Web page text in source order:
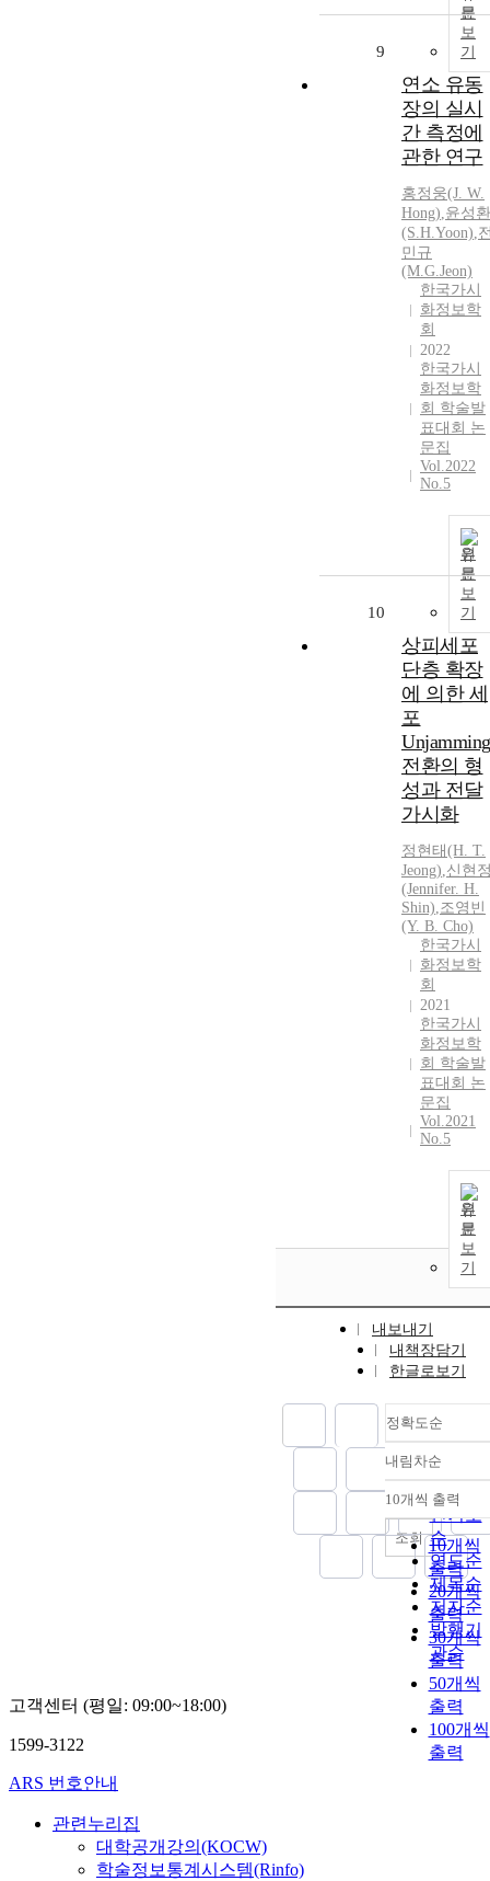
문
보
기
9
연소 유동
장의 실시
간 측정에
관한 연구
홍정웅(J. W.
Hong),윤성환
(S.H.Yoon),
민규
(M.G.Jeon)
한국가시
화정보학
회
2022
한국가시
화정보학
회 학술발
표대회 논
문집
Vol.2022
No.5
원
문
보
기
10
상피세포
단층 확장
에 의한 세
포
Unjamming
전환의 형
성과 전달
가시화
정현태(H. T.
Jeong),신현
(Jennifer. H.
Shin),조영빈
(Y. B. Cho)
한국가시
화정보학
회
2021
한국가시
화정보학
회 학술발
표대회 논
문집
Vol.2021
No.5
원
문
보
기
내보내기
내책장담기
한글로보기
정확도순
정확도
순
인기도
순
연도순
제목순
저자순
발행기
관순
내림차순
내림차
10개씩 출력
10개씩
출력
20개씩
출력
30개씩
출력
50개씩
출력
100개씩
출력
조회
고객센터 (평일: 09:00~18:00)
1599-3122
ARS 번호안내
관련누리집
대학공개강의(KOCW)
학술정보통계시스템(Rinfo)